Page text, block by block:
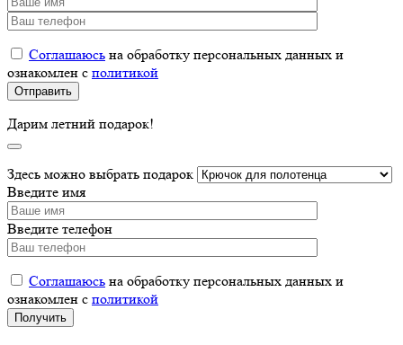
Соглашаюсь на обработку персональных данных и
ознакомлен с политикой
Дарим летний подарок!
Здесь можно выбрать подарок
Введите имя
Введите телефон
Соглашаюсь на обработку персональных данных и
ознакомлен с политикой